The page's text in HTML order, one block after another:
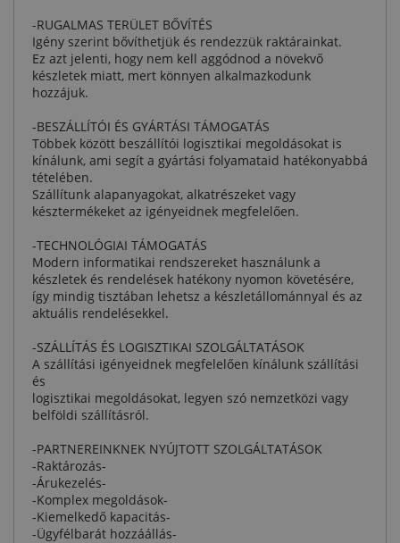
-RUGALMAS TERÜLET BŐVÍTÉS
Igény szerint bővíthetjük és rendezzük raktárainkat.
Ez azt jelenti, hogy nem kell aggódnod a növekvő
készletek miatt, mert könnyen alkalmazkodunk
hozzájuk.
-BESZÁLLÍTÓI ÉS GYÁRTÁSI TÁMOGATÁS
Többek között beszállítói logisztikai megoldásokat is
kínálunk, ami segít a gyártási folyamataid hatékonyabbá
tételében.
Szállítunk alapanyagokat, alkatrészeket vagy
késztermékeket az igényeidnek megfelelően.
-TECHNOLÓGIAI TÁMOGATÁS
Modern informatikai rendszereket használunk a
készletek és rendelések hatékony nyomon követésére,
így mindig tisztában lehetsz a készletállománnyal és az
aktuális rendelésekkel.
-SZÁLLÍTÁS ÉS LOGISZTIKAI SZOLGÁLTATÁSOK
A szállítási igényeidnek megfelelően kínálunk szállítási
és
logisztikai megoldásokat, legyen szó nemzetközi vagy
belföldi szállításról.
-PARTNEREINKNEK NYÚJTOTT SZOLGÁLTATÁSOK
-Raktározás-
-Árukezelés-
-Komplex megoldások-
-Kiemelkedő kapacitás-
-Ügyfélbarát hozzáállás-